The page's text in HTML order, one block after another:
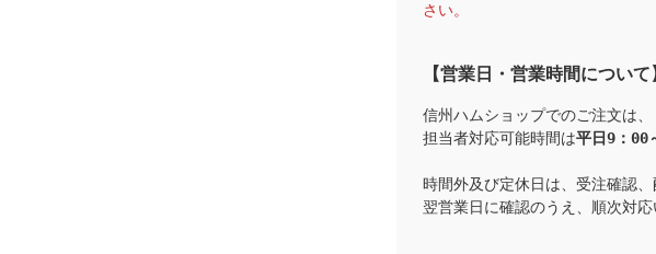
さい。
【営業日・営業時間について
信州ハムショップでのご注文は、
担当者対応可能時間は平日9：00
時間外及び定休日は、受注確認
翌営業日に確認のうえ、順次対